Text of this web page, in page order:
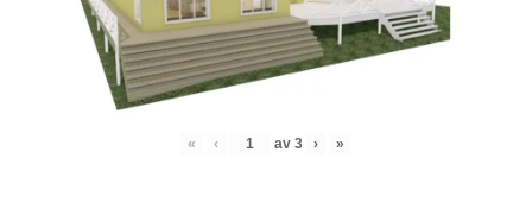
« ‹ av 3 › »